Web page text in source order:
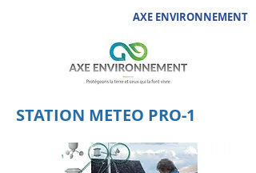
AXE ENVIRONNEMENT
STATION METEO PRO-1